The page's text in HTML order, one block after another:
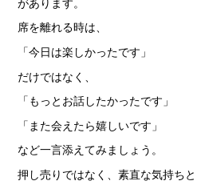
があります。
席を離れる時は、
「今日は楽しかったです」
だけではなく、
「もっとお話したかったです」
「また会えたら嬉しいです」
など一言添えてみましょう。
押し売りではなく、素直な気持ち